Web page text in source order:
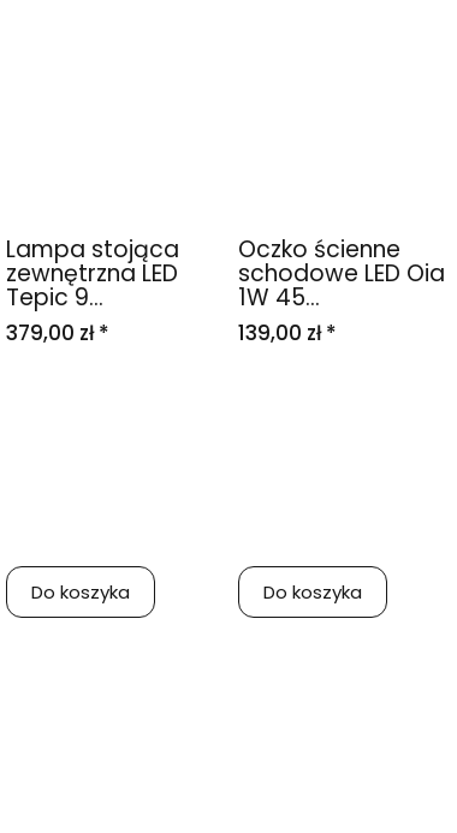
Lampa stojąca
zewnętrzna LED
Tepic 9...
379,00 zł *
Do koszyka
Oczko ścienne
schodowe LED Oia
1W 45...
139,00 zł *
Do koszyka